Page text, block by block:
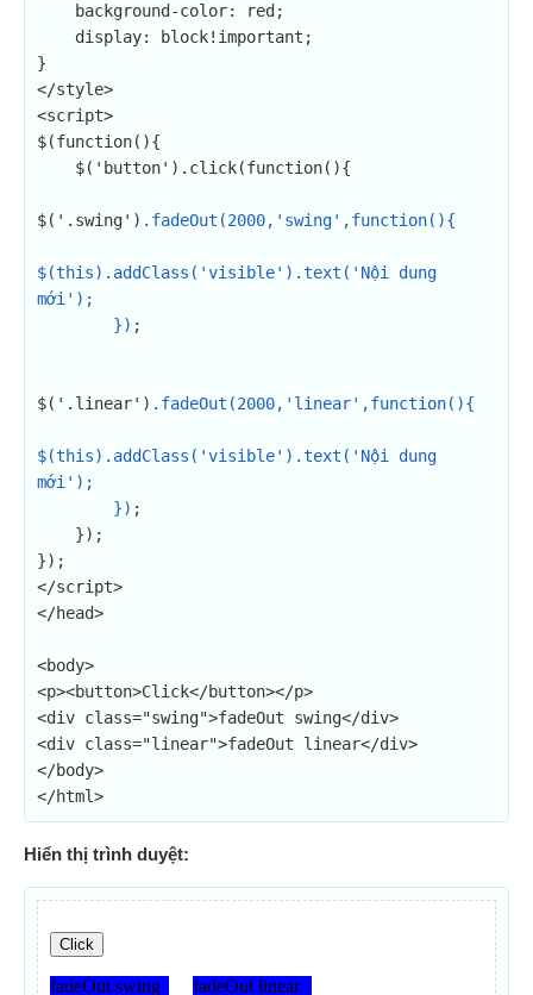
}
</style>
<script>
$(function(){
$('.swing') .fadeOut(2000,'swing',function(){
$(this).addClass('visible').text('Nội dung
mới');
        })
;
$('.linear') .fadeOut(2000,'linear',function(){
$(this).addClass('visible').text('Nội dung
mới');
        })
;
});
</script>
</head>
<body>
<p><button>Click</button></p>
<div class="swing">fadeOut swing</div>
<div class="linear">fadeOut linear</div>
</body>
</html>
Hiển thị trình duyệt: